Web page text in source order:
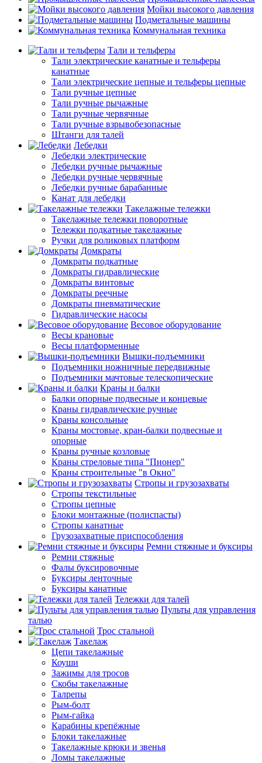
Мойки высокого давления
Подметальные машины
Коммунальная техника
Тали и тельферы
Тали электрические канатные и тельферы
канатные
Тали электрические цепные и тельферы цепные
Тали ручные цепные
Тали ручные рычажные
Тали ручные червячные
Тали ручные взрывобезопасные
Штанги для талей
Лебедки
Лебедки электрические
Лебедки ручные рычажные
Лебедки ручные червячные
Лебедки ручные барабанные
Канат для лебедки
Такелажные тележки
Такелажные тележки поворотные
Тележки подкатные такелажные
Ручки для роликовых платформ
Домкраты
Домкраты подкатные
Домкраты гидравлические
Домкраты винтовые
Домкраты реечные
Домкраты пневматические
Гидравлические насосы
Весовое оборудование
Весы крановые
Весы платформенные
Вышки-подъемники
Подъемники ножничные передвижные
Подъемники мачтовые телескопические
Краны и балки
Балки опорные подвесные и концевые
Краны гидравлические ручные
Краны консольные
Краны мостовые, кран-балки подвесные и
опорные
Краны ручные козловые
Краны стреловые типа "Пионер"
Краны строительные "в Окно"
Стропы и грузозахваты
Стропы текстильные
Стропы цепные
Блоки монтажные (полиспасты)
Стропы канатные
Грузозахватные приспособления
Ремни стяжные и буксиры
Ремни стяжные
Фалы буксировочные
Буксиры ленточные
Буксиры канатные
Тележки для талей
Пульты для управления
талью
Трос стальной
Такелаж
Цепи такелажные
Коуши
Зажимы для тросов
Скобы такелажные
Талрепы
Рым-болт
Рым-гайка
Карабины крепёжные
Блоки такелажные
Такелажные крюки и звенья
Ломы такелажные